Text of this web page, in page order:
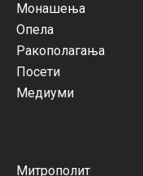
Монашења
Опела
Ракополагања
Посети
Медиуми
Митрополит